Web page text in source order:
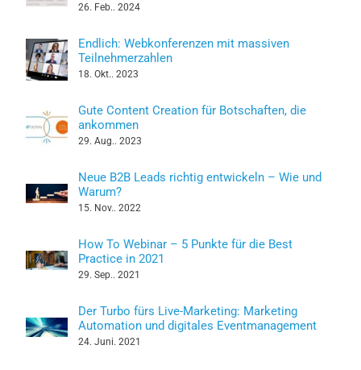
26. Feb.. 2024
Endlich: Webkonferenzen mit massiven
Teilnehmerzahlen
18. Okt.. 2023
Gute Content Creation für Botschaften, die
ankommen
29. Aug.. 2023
Neue B2B Leads richtig entwickeln – Wie und
Warum?
15. Nov.. 2022
How To Webinar – 5 Punkte für die Best
Practice in 2021
29. Sep.. 2021
Der Turbo fürs Live-Marketing: Marketing
Automation und digitales Eventmanagement
24. Juni. 2021